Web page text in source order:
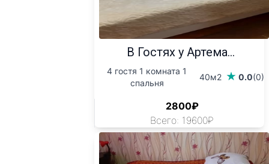
В Гостях у Артема...
4 гостя 1 комната 1
спальня
40м2 0.0(0)
2800₽
Всего: 19600₽